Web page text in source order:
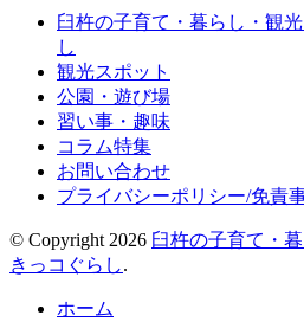
臼杵の子育て・暮らし・観
し
観光スポット
公園・遊び場
習い事・趣味
コラム特集
お問い合わせ
プライバシーポリシー/免責
© Copyright 2026 臼杵の子育て・
きっコぐらし.
ホーム